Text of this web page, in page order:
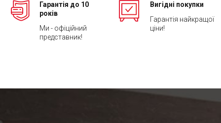
Гарантія до 10
років
Ми - офіційний
представник!
Вигідні покупки
Гарантія найкращої
ціни!